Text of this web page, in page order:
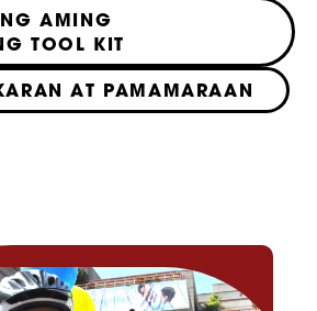
AMING
TOOL KIT
AT PAMAMARAAN